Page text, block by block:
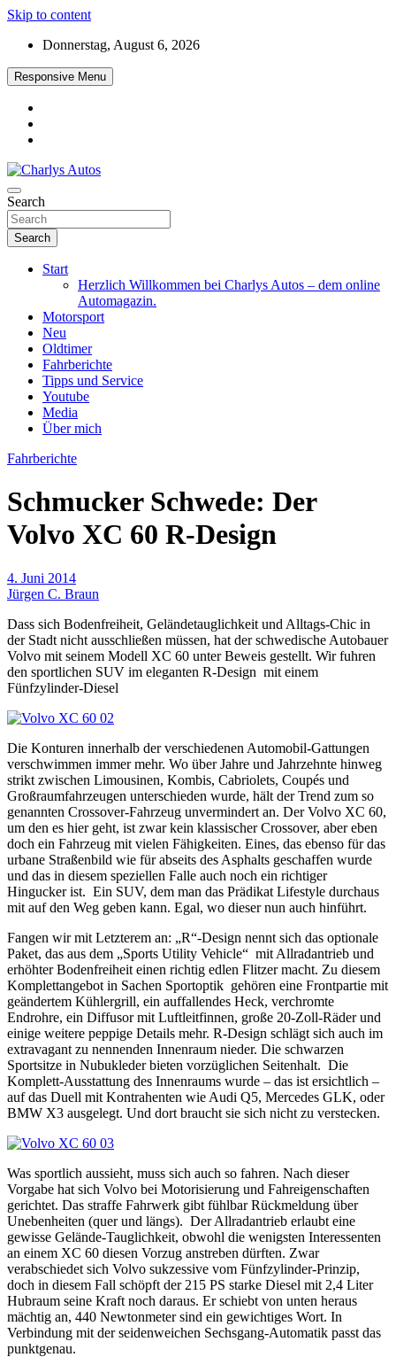
Skip to content
Donnerstag, August 6, 2026
Responsive Menu
Charlys Autos
Das neue Automagazin – global. regional. informativ. interaktiv
Search
Search
Start
Herzlich Willkommen bei Charlys Autos – dem online
Automagazin.
Motorsport
Neu
Oldtimer
Fahrberichte
Tipps und Service
Youtube
Media
Über mich
Fahrberichte
Schmucker Schwede: Der
Volvo XC 60 R-Design
4. Juni 2014
Jürgen C. Braun
Dass sich Bodenfreiheit, Geländetauglichkeit und Alltags-Chic in
der Stadt nicht ausschließen müssen, hat der schwedische Autobauer
Volvo mit seinem Modell XC 60 unter Beweis gestellt. Wir fuhren
den sportlichen SUV im eleganten R-Design mit einem
Fünfzylinder-Diesel
Die Konturen innerhalb der verschiedenen Automobil-Gattungen
verschwimmen immer mehr. Wo über Jahre und Jahrzehnte hinweg
strikt zwischen Limousinen, Kombis, Cabriolets, Coupés und
Großraumfahrzeugen unterschieden wurde, hält der Trend zum so
genannten Crossover-Fahrzeug unvermindert an. Der Volvo XC 60,
um den es hier geht, ist zwar kein klassischer Crossover, aber eben
doch ein Fahrzeug mit vielen Fähigkeiten. Eines, das ebenso für das
urbane Straßenbild wie für abseits des Asphalts geschaffen wurde
und das in diesem speziellen Falle auch noch ein richtiger
Hingucker ist. Ein SUV, dem man das Prädikat Lifestyle durchaus
mit auf den Weg geben kann. Egal, wo dieser nun auch hinführt.
Fangen wir mit Letzterem an: „R“-Design nennt sich das optionale
Paket, das aus dem „Sports Utility Vehicle“ mit Allradantrieb und
erhöhter Bodenfreiheit einen richtig edlen Flitzer macht. Zu diesem
Komplettangebot in Sachen Sportoptik gehören eine Frontpartie mit
geändertem Kühlergrill, ein auffallendes Heck, verchromte
Endrohre, ein Diffusor mit Luftleitfinnen, große 20-Zoll-Räder und
einige weitere peppige Details mehr. R-Design schlägt sich auch im
extravagant zu nennenden Innenraum nieder. Die schwarzen
Sportsitze in Nubukleder bieten vorzüglichen Seitenhalt. Die
Komplett-Ausstattung des Innenraums wurde – das ist ersichtlich –
auf das Duell mit Kontrahenten wie Audi Q5, Mercedes GLK, oder
BMW X3 ausgelegt. Und dort braucht sie sich nicht zu verstecken.
Was sportlich aussieht, muss sich auch so fahren. Nach dieser
Vorgabe hat sich Volvo bei Motorisierung und Fahreigenschaften
gerichtet. Das straffe Fahrwerk gibt fühlbar Rückmeldung über
Unebenheiten (quer und längs). Der Allradantrieb erlaubt eine
gewisse Gelände-Tauglichkeit, obwohl die wenigsten Interessenten
an einem XC 60 diesen Vorzug anstreben dürften. Zwar
verabschiedet sich Volvo sukzessive vom Fünfzylinder-Prinzip,
doch in diesem Fall schöpft der 215 PS starke Diesel mit 2,4 Liter
Hubraum seine Kraft noch daraus. Er schiebt von unten heraus
mächtig an, 440 Newtonmeter sind ein gewichtiges Wort. In
Verbindung mit der seidenweichen Sechsgang-Automatik passt das
punktgenau.